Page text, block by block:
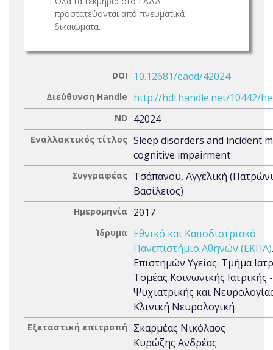
προστατεύονται από πνευματικά
δικαιώματα.
DOI 10.12681/eadd/42024
Διεύθυνση Handle http://hdl.handle.net/10442/
ND 42024
Εναλλακτικός τίτλος Sleep disorders and incident
cognitive impairment
Συγγραφέας Τσάπανου, Αγγελική
Βασίλειος)
Ημερομηνία 2017
Ίδρυμα
Εθνικό και Καποδιστριακό
Πανεπιστήμιο Αθηνών (ΕΚΠΑ)
Επιστημών Υγείας. Τμήμα
Τομέας Κοινωνικής Ιατρικής -
Ψυχιατρικής και
Κλινική Νευρολογική
Εξεταστική επιτροπή
Σκαρμέας Νικόλαος
Κυρώζης Ανδρέας